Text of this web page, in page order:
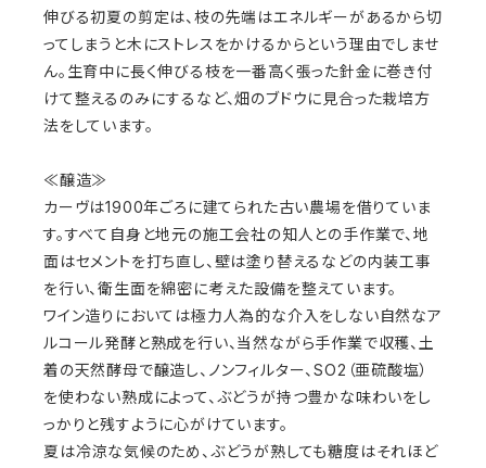
伸びる初夏の剪定は、枝の先端はエネルギーがあるから切
ってしまうと木にストレスをかけるからという理由でしませ
ん。生育中に長く伸びる枝を一番高く張った針金に巻き付
けて整えるのみにするなど、畑のブドウに見合った栽培方
法をしています。
≪醸造≫
カーヴは1900年ごろに建てられた古い農場を借りていま
す。すべて自身と地元の施工会社の知人との手作業で、地
面はセメントを打ち直し、壁は塗り替えるなどの内装工事
を行い、衛生面を綿密に考えた設備を整えています。
ワイン造りにおいては極力人為的な介入をしない自然なア
ルコール発酵と熟成を行い、当然ながら手作業で収穫、土
着の天然酵母で醸造し、ノンフィルター、SO2（亜硫酸塩）
を使わない熟成によって、ぶどうが持つ豊かな味わいをし
っかりと残すように心がけています。
夏は冷涼な気候のため、ぶどうが熟しても糖度はそれほど